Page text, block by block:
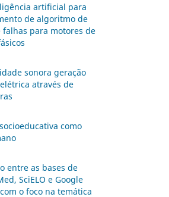
artificial para
de algoritmo de
falhas para motores de
sonora geração
através de
como
entre as bases de
SciELO e Google
o foco na temática